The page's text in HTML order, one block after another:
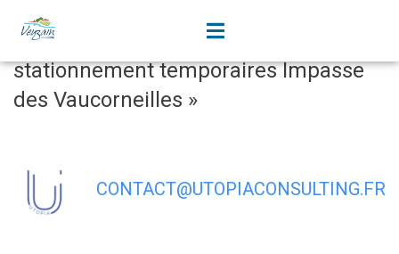
principal
A2023-160 : « Circulation et
stationnement temporaires Impasse
des Vaucorneilles »
CONTACT@UTOPIACONSULTING.FR